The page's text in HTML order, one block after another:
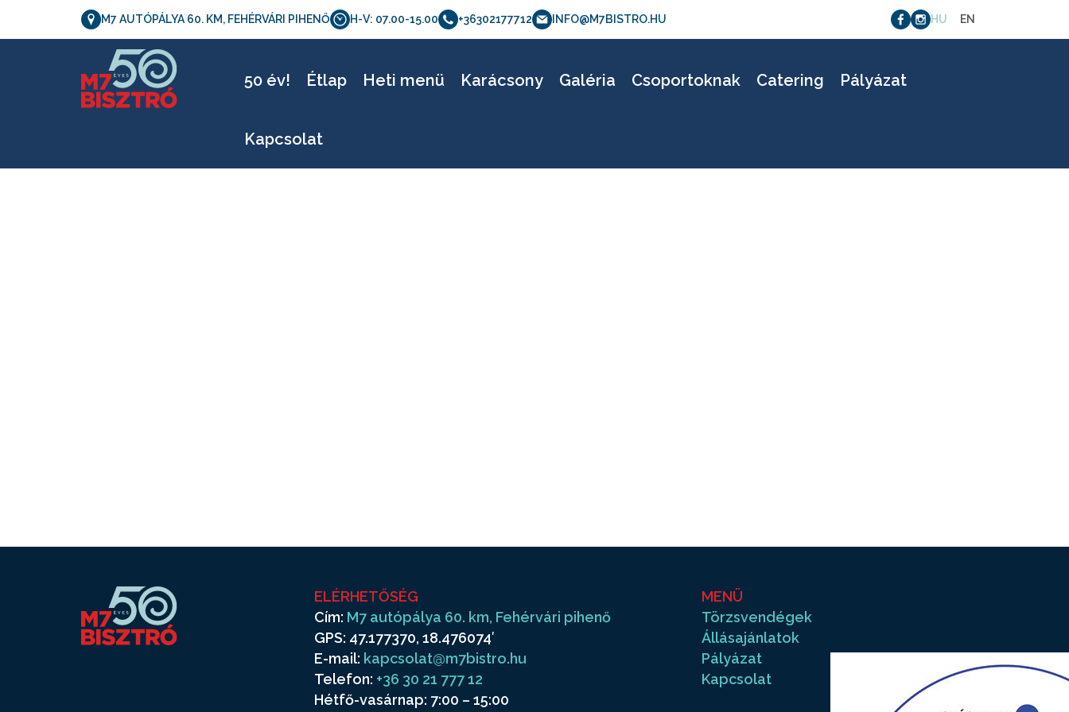
M7 AUTÓPÁLYA 60. KM, FEHÉRVÁRI PIHENŐ H-V: 07.00-15.00 +36302177712 INFO@M7BISTRO.HU HU EN
50 év! Étlap Heti menü Karácsony Galéria Csoportoknak Catering Pályázat
Kapcsolat
Letölthető verzió_0401
ELÉRHETŐSÉG
Cím: M7 autópálya 60. km, Fehérvári pihenő
GPS: 47.177370, 18.476074′
E-mail: kapcsolat@m7bistro.hu
Telefon: +36 30 21 777 12
Hétfő-vasárnap: 7:00 – 15:00
MENÜ
Törzsvendégek
Állásajánlatok
Pályázat
Kapcsolat